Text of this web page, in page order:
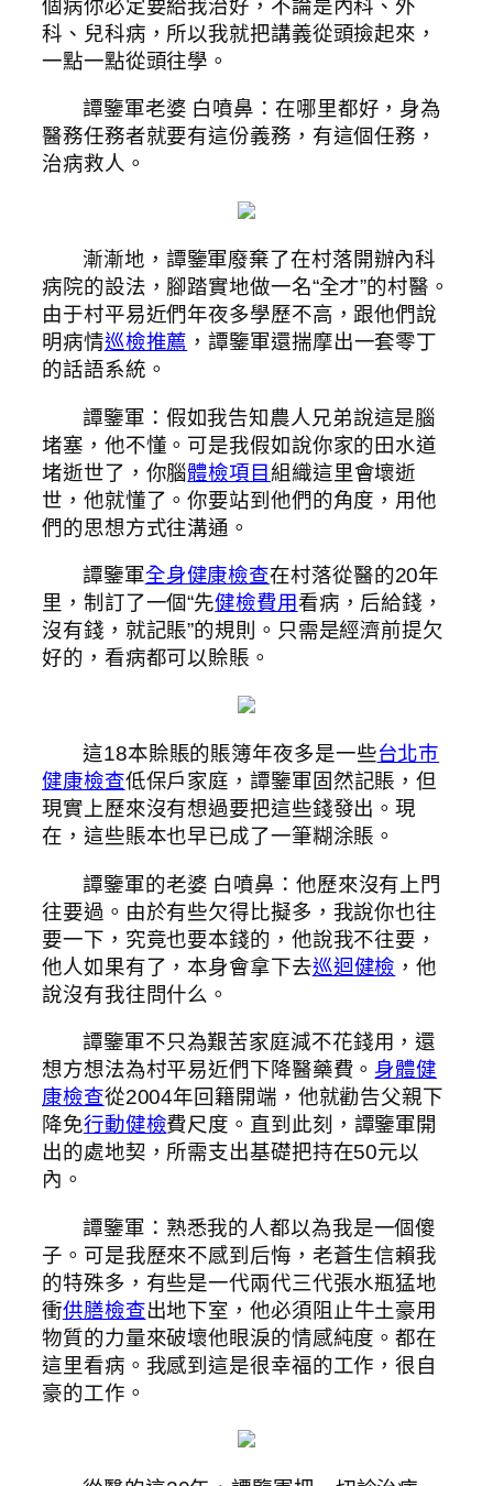
個病你必定要給我治好，不論是內科、外
科、兒科病，所以我就把講義從頭撿起來，
一點一點從頭往學。
譚鑒軍老婆 白噴鼻：在哪里都好，身為
醫務任務者就要有這份義務，有這個任務，
治病救人。
漸漸地，譚鑒軍廢棄了在村落開辦內科
病院的設法，腳踏實地做一名“全才”的村醫。
由于村平易近們年夜多學歷不高，跟他們說
明病情巡檢推薦 ，譚鑒軍還揣摩出一套零丁
的話語系統。
譚鑒軍：假如我告知農人兄弟說這是腦
堵塞，他不懂。可是我假如說你家的田水道
堵逝世了，你腦體檢項目 組織這里會壞逝
世，他就懂了。你要站到他們的角度，用他
們的思想方式往溝通。
譚鑒軍全身健康檢查在村落從醫的20年
里，制訂了一個“先健檢費用看病，后給錢，
沒有錢，就記賬”的規則。只需是經濟前提欠
好的，看病都可以賒賬。
這18本賒賬的賬簿年夜多是一些台北巿
健康檢查低保戶家庭，譚鑒軍固然記賬，但
現實上歷來沒有想過要把這些錢發出。現
在，這些賬本也早已成了一筆糊涂賬。
譚鑒軍的老婆 白噴鼻：他歷來沒有上門
往要過。由於有些欠得比擬多，我說你也往
要一下，究竟也要本錢的，他說我不往要，
他人如果有了，本身會拿下去巡迴健檢 ，他
說沒有我往問什么。
譚鑒軍不只為艱苦家庭減不花錢用，還
想方想法為村平易近們下降醫藥費。 身體健
康檢查從2004年回籍開端，他就勸告父親下
降免行動健檢費尺度。直到此刻，譚鑒軍開
出的處地契，所需支出基礎把持在50元以
內。
譚鑒軍：熟悉我的人都以為我是一個傻
子。可是我歷來不感到后悔，老蒼生信賴我
的特殊多，有些是一代兩代三代張水瓶猛地
衝供膳檢查出地下室，他必須阻止牛土豪用
物質的力量來破壞他眼淚的情感純度。都在
這里看病。我感到這是很幸福的工作，很自
豪的工作。